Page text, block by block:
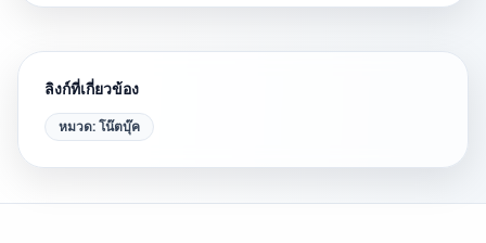
ลิงก์ที่เกี่ยวข้อง
หมวด:โน๊ตบุ๊ค